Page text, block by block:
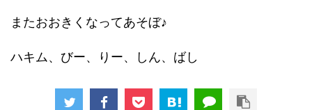
またおおきくなってあそぼ♪
ハキム、びー、りー、しん、ばし